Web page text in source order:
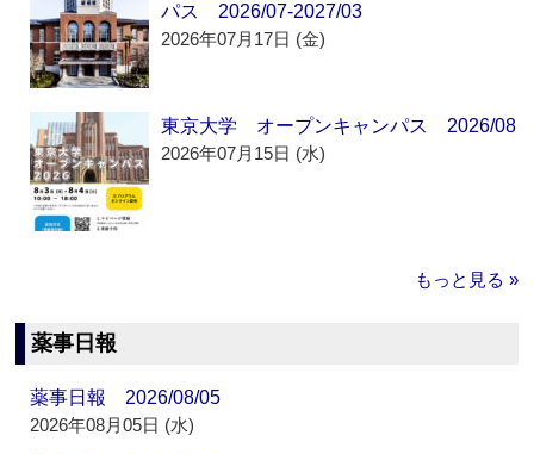
パス 2026/07-2027/03
2026年07月17日 (金)
東京大学 オープンキャンパス 2026/08
2026年07月15日 (水)
もっと見る »
薬事日報
薬事日報 2026/08/05
2026年08月05日 (水)